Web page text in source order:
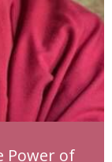
Power of